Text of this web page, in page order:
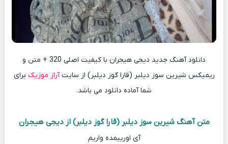
دانلود آهنگ جدید دیجی هیجران با کیفیت اصلی 320 + متن و
ریمیکس شیرین سوز دیلبر (قارا گوز دیلبر) از سایتآراز موزیک برای
شما آماده دانلود می باشد.
متن آهنگ شیرین سوز دیلبر (قارا گوز دیلبر) از دیجی هیجران
آی اورییمده واریم